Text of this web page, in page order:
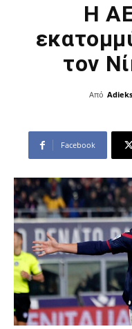
Η
τον
Από
Facebook